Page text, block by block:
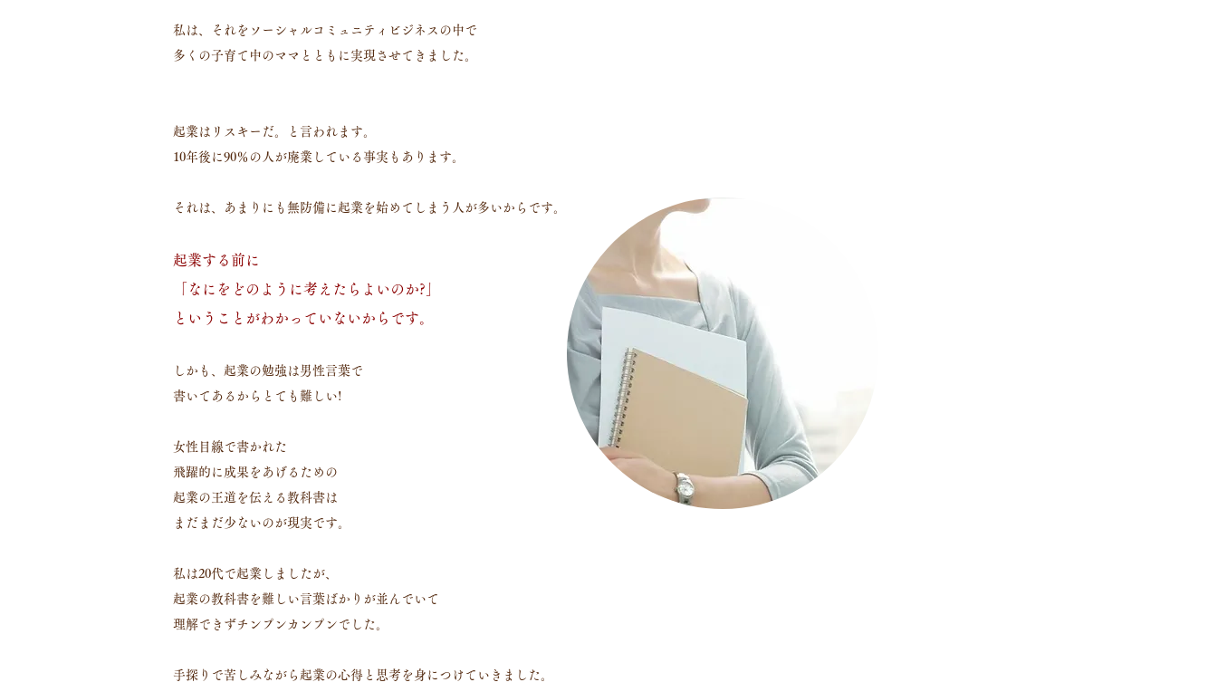
私は、それをソーシャルコミュニティビジネスの中で
多くの子育て中のママとともに実現させてきました。
起業はリスキーだ。と言われます。
10年後に90％の人が廃業している事実もあります。
それは、あまりにも無防備に起業を始めてしまう人が多いからです。
起業する前に
「なにをどのように考えたらよいのか?」
ということがわかっていないからです。
しかも、起業の勉強は男性言葉で
書いてあるからとても難しい!
女性目線で書かれた
飛躍的に成果をあげるための
起業の王道を伝える教科書は
まだまだ少ないのが現実です。
私は20代で起業しましたが、
起業の教科書を難しい言葉ばかりが並んでいて
理解できずチンプンカンプンでした。
手探りで苦しみながら起業の心得と思考を身につけていきました。